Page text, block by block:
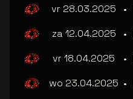
vr 28.03.2025
•
za 12.04.2025
•
vr 18.04.2025
•
wo 23.04.2025 •